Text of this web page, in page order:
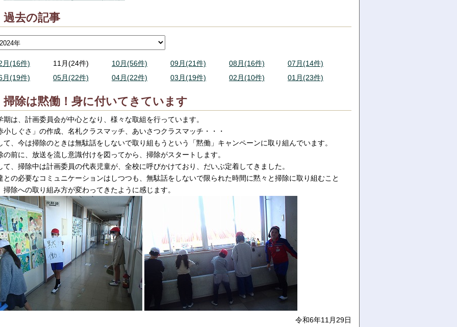
過去の記事
月(16件) 11月(24件) 10月(56件) 09月(21件) 08月(16件)
07月(14件)
月(19件)
05月(22件) 04月(22件) 03月(19件) 02月(10件) 01月(23件)
掃除は黙働！身に付いてきています
期は、計画委員会が中心となり、様々な取組を行っています。
小しぐさ」の作成、名札クラスマッチ、あいさつクラスマッチ・・・
て、今は掃除のときは無駄話をしないで取り組もうという「黙働」キャンペーンに取り組んでいます。
の前に、放送を流し意識付けを図ってから、掃除がスタートします。
て、掃除中は計画委員の代表児童が、全校に呼びかけており、だいぶ定着してきました。
との必要なコミュニケーションはしつつも、無駄話をしないで限られた時間に黙々と掃除に取り組むこと
掃除への取り組み方が変わってきたように感じます。
令和6年11月29日